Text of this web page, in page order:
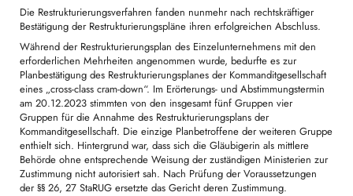
Die Restrukturierungsverfahren fanden nunmehr nach rechtskräftiger
Bestätigung der Restrukturierungspläne ihren erfolgreichen Abschluss.
Während der Restrukturierungsplan des Einzelunternehmens mit den
erforderlichen Mehrheiten angenommen wurde, bedurfte es zur
Planbestätigung des Restrukturierungsplanes der Kommanditgesellschaft
eines „cross-class cram-down“. Im Erörterungs- und Abstimmungstermin
am 20.12.2023 stimmten von den insgesamt fünf Gruppen vier
Gruppen für die Annahme des Restrukturierungsplans der
Kommanditgesellschaft. Die einzige Planbetroffene der weiteren Gruppe
enthielt sich. Hintergrund war, dass sich die Gläubigerin als mittlere
Behörde ohne entsprechende Weisung der zuständigen Ministerien zur
Zustimmung nicht autorisiert sah. Nach Prüfung der Voraussetzungen
der §§ 26, 27 StaRUG ersetzte das Gericht deren Zustimmung.